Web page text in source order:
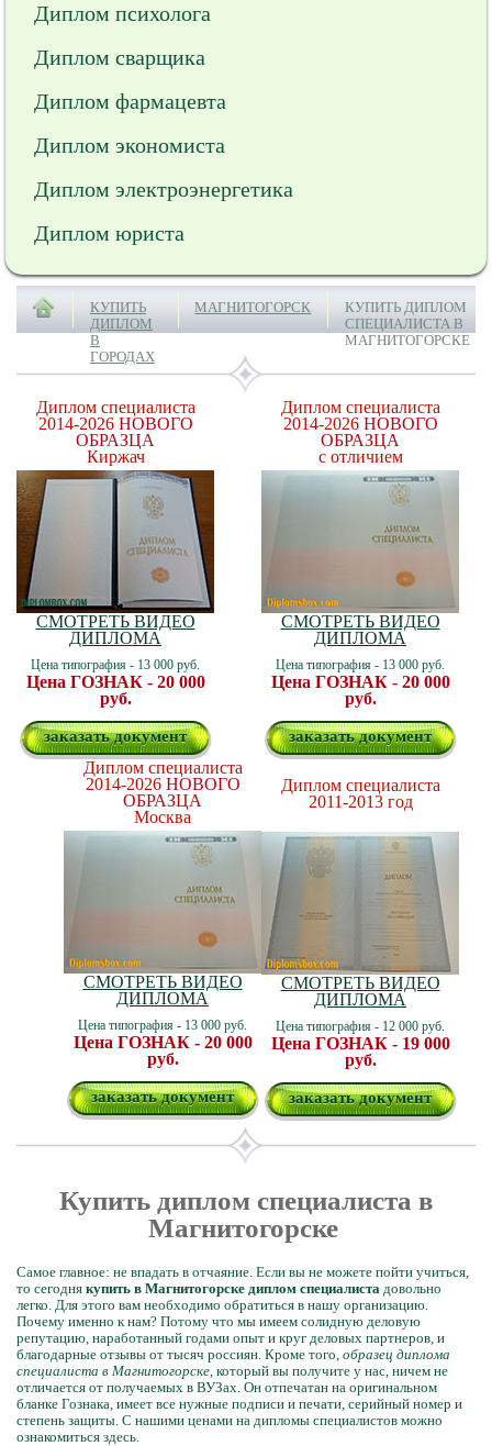
Диплом психолога
Диплом сварщика
Диплом фармацевта
Диплом экономиста
Диплом электроэнергетика
Диплом юриста
КУПИТЬ
ДИПЛОМ
В
ГОРОДАХ
МАГНИТОГОРСК
КУПИТЬ ДИПЛОМ
СПЕЦИАЛИСТА В
МАГНИТОГОРСКЕ
Диплом специалиста
2014-2026 НОВОГО
ОБРАЗЦА
Киржач
СМОТРЕТЬ ВИДЕО
ДИПЛОМА
Цена типография - 13 000 руб.
Цена ГОЗНАК - 20 000
руб.
заказать документ
Диплом специалиста
2014-2026 НОВОГО
ОБРАЗЦА
с отличием
СМОТРЕТЬ ВИДЕО
ДИПЛОМА
Цена типография - 13 000 руб.
Цена ГОЗНАК - 20 000
руб.
заказать документ
Диплом специалиста
2014-2026 НОВОГО
ОБРАЗЦА
Москва
СМОТРЕТЬ ВИДЕО
ДИПЛОМА
Цена типография - 13 000 руб.
Цена ГОЗНАК - 20 000
руб.
заказать документ
Диплом специалиста
2011-2013 год
СМОТРЕТЬ ВИДЕО
ДИПЛОМА
Цена типография - 12 000 руб.
Цена ГОЗНАК - 19 000
руб.
заказать документ
Купить диплом специалиста в
Магнитогорске
Самое главное: не впадать в отчаяние. Если вы не можете пойти учиться,
то сегодня купить в Магнитогорске диплом специалиста довольно
легко. Для этого вам необходимо обратиться в нашу организацию.
Почему именно к нам? Потому что мы имеем солидную деловую
репутацию, наработанный годами опыт и круг деловых партнеров, и
благодарные отзывы от тысяч россиян. Кроме того, образец диплома
специалиста в Магнитогорске, который вы получите у нас, ничем не
отличается от получаемых в ВУЗах. Он отпечатан на оригинальном
бланке Гознака, имеет все нужные подписи и печати, серийный номер и
степень защиты. С нашими ценами на дипломы специалистов можно
ознакомиться здесь.